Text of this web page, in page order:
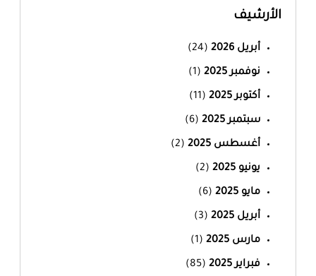
الأرشيف
أبريل 2026 (24)
نوفمبر 2025 (1)
أكتوبر 2025 (11)
سبتمبر 2025 (6)
أغسطس 2025 (2)
يونيو 2025 (2)
مايو 2025 (6)
أبريل 2025 (3)
مارس 2025 (1)
فبراير 2025 (85)